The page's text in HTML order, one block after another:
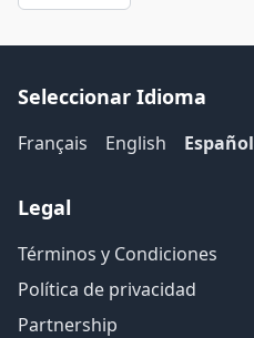
Seleccionar Idioma
Français English Español
Legal
Términos y Condiciones
Política de privacidad
Partnership